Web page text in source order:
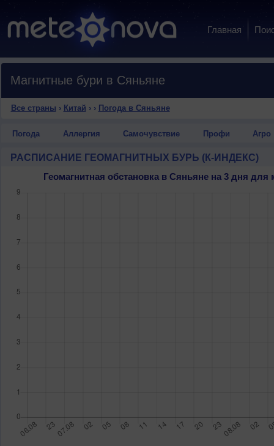
Главная
Магнитные бури в Сяньяне
Все страны › Китай › › Погода в Сяньяне
Погода Аллергия Самочувствие Профи Агро
РАСПИСАНИЕ ГЕОМАГНИТНЫХ БУРЬ (К-ИНДЕКС)
Геомагнитная обстановка в Сяньяне на 3 дня